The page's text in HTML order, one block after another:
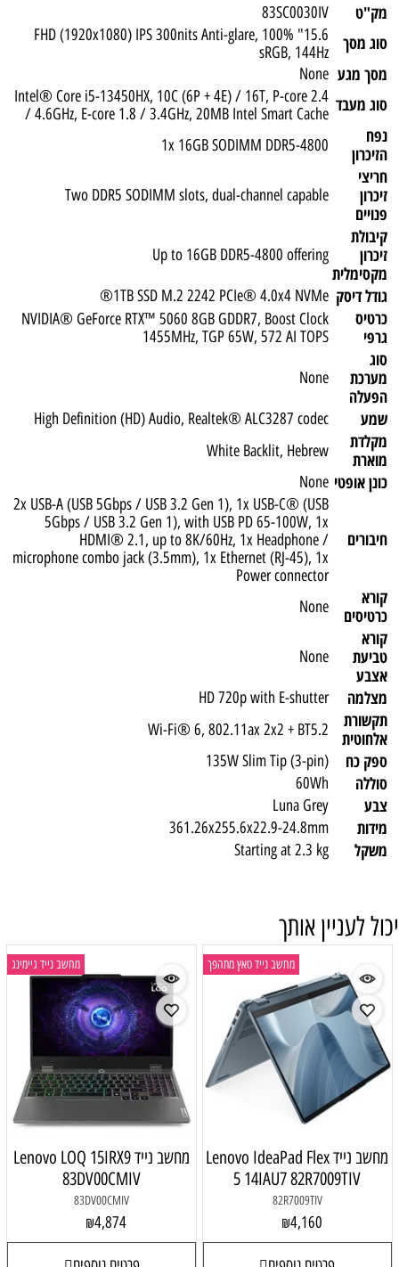
מק"ט
83SC0030IV
סוג מסך
15.6" FHD (1920x1080) IPS 300nits Anti-glare, 100%
sRGB, 144Hz
מסך מגע None
סוג מעבד Intel® Core i5-13450HX, 10C (6P + 4E) / 16T, P-core 2.4
/ 4.6GHz, E-core 1.8 / 3.4GHz, 20MB Intel Smart Cache
נפח
הזיכרון
1x 16GB SODIMM DDR5-4800
חריצי
זיכרון
פנויים
Two DDR5 SODIMM slots, dual-channel capable
קיבולת
זיכרון
מקסימלית
Up to 16GB DDR5-4800 offering
גודל דיסק 1TB SSD M.2 2242 PCIe® 4.0x4 NVMe®
כרטיס
גרפי
NVIDIA® GeForce RTX™ 5060 8GB GDDR7, Boost Clock
1455MHz, TGP 65W, 572 AI TOPS
סוג
מערכת
הפעלה
None
שמע High Definition (HD) Audio, Realtek® ALC3287 codec
מקלדת
מוארת
White Backlit, Hebrew
כונן אופטי None
חיבורים
2x USB-A (USB 5Gbps / USB 3.2 Gen 1), 1x USB-C® (USB
5Gbps / USB 3.2 Gen 1), with USB PD 65-100W, 1x
HDMI® 2.1, up to 8K/60Hz, 1x Headphone /
microphone combo jack (3.5mm), 1x Ethernet (RJ-45), 1x
Power connector
קורא
כרטיסים
None
קורא
טביעת
אצבע
None
מצלמה HD 720p with E-shutter
תקשורת
אלחוטית
Wi-Fi® 6, 802.11ax 2x2 + BT5.2
ספק כח 135W Slim Tip (3-pin)
סוללה 60Wh
צבע Luna Grey
מידות 361.26x255.6x22.9-24.8mm
משקל Starting at 2.3 kg
יכול לעניין אותך
מחשב נייד טאץ מתהפך
מחשב נייד Lenovo IdeaPad Flex
5 14IAU7 82R7009TIV
82R7009TIV
₪4,160
מחשב נייד גיימינג
מחשב נייד Lenovo LOQ 15IRX9
83DV00CMIV
83DV00CMIV
₪4,874